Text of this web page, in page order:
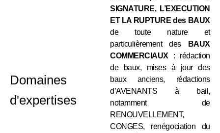
Domaines
d'expertises
SIGNATURE, L’EXECUTION
ET LA RUPTURE des BAUX
de toute nature et
particulièrement des
BAUX
COMMERCIAUX : rédaction
de baux, mises à jour des
baux anciens, rédactions
d’AVENANTS à bail,
notamment de
RENOUVELLEMENT,
CONGES, renégociation du